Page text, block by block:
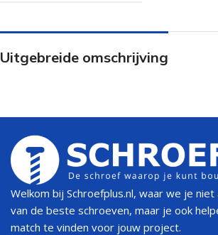
Uitgebreide omschrijving
Welkom bij Schroefplus.nl, waar we je
van de beste schroeven, maar je ook
match te vinden voor jouw project.